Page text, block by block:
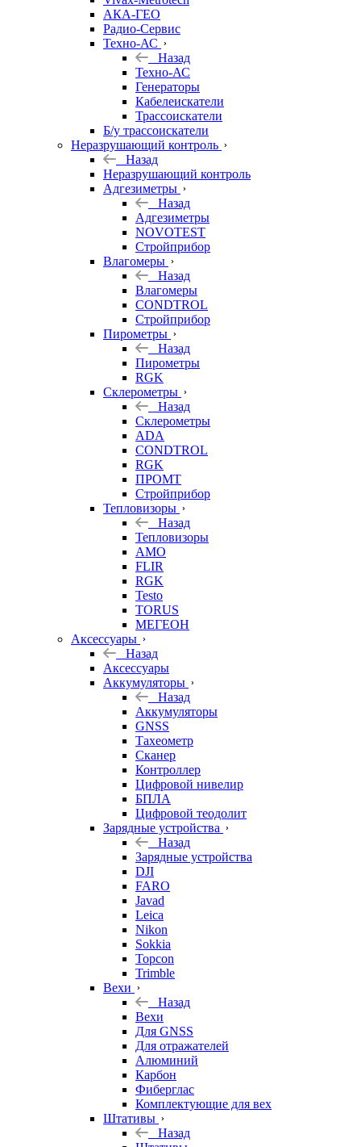
АКА-ГЕО
Радио-Сервис
Техно-АС
Назад
Техно-АС
Генераторы
Кабелеискатели
Трассоискатели
Б/у трассоискатели
Неразрушающий контроль
Назад
Неразрушающий контроль
Адгезиметры
Назад
Адгезиметры
NOVOTEST
Стройприбор
Влагомеры
Назад
Влагомеры
CONDTROL
Стройприбор
Пирометры
Назад
Пирометры
RGK
Склерометры
Назад
Склерометры
ADA
CONDTROL
RGK
ПРОМТ
Стройприбор
Тепловизоры
Назад
Тепловизоры
AMO
FLIR
RGK
Testo
TORUS
МЕГЕОН
Аксессуары
Назад
Аксессуары
Аккумуляторы
Назад
Аккумуляторы
GNSS
Тахеометр
Сканер
Контроллер
Цифровой нивелир
БПЛА
Цифровой теодолит
Зарядные устройства
Назад
Зарядные устройства
DJI
FARO
Javad
Leica
Nikon
Sokkia
Topcon
Trimble
Вехи
Назад
Вехи
Для GNSS
Для отражателей
Алюминий
Карбон
Фиберглас
Комплектующие для вех
Штативы
Назад